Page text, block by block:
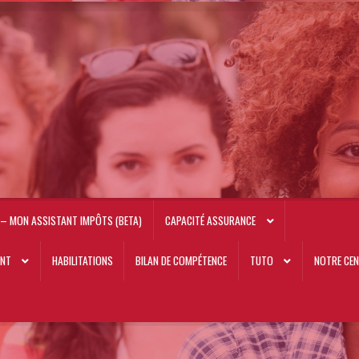
MON ASSISTANT IMPÔTS (BETA) CAPACITÉ ASSURANCE
HABILITATIONS BILAN DE COMPÉTENCE TUTO NOTRE